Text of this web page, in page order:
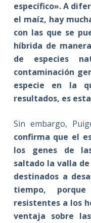
específico». A
el maíz, hay
con las que se
híbrida de
de especies
contaminación
especie en la
resultados, es esta
Sin embargo,
confirma que el
los genes de
saltado la valla
destinados a
tiempo,
resistentes a los
ventaja sobre